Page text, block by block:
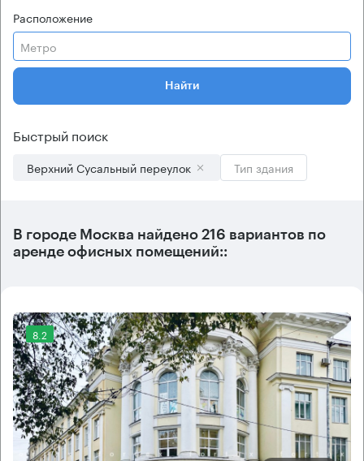
Расположение
Метро
Найти
Быстрый поиск
Верхний Сусальный переулок Тип здания
В городе Москва найдено 216 вариантов по
аренде офисных помещений::
8.2